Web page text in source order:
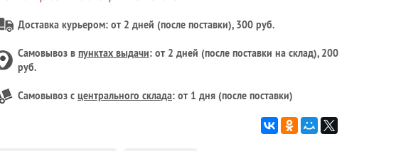
Доставка курьером: от 2 дней (после поставки), 300 руб.
Самовывоз в пунктах выдачи: от 2 дней (после поставки на склад), 200
руб.
Самовывоз с центрального склада: от 1 дня (после поставки)